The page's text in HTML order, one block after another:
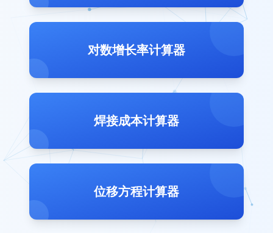
对数增长率计算器
焊接成本计算器
位移方程计算器